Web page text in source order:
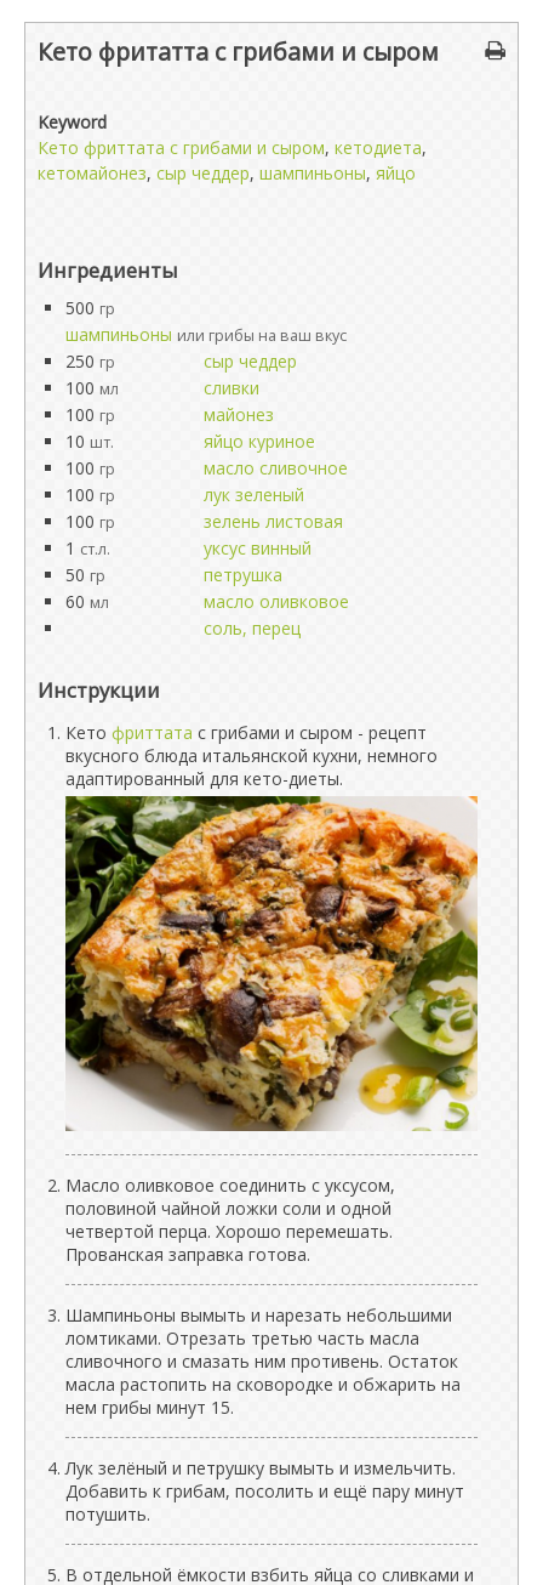
Кето фритатта с грибами и сыром
Keyword
Кето фриттата с грибами и сыром, кетодиета,
кетомайонез, сыр чеддер, шампиньоны, яйцо
Ингредиенты
500 гр
шампиньоны или грибы на ваш вкус
250 гр
сыр чеддер
100 мл
сливки
100 гр
майонез
10 шт.
яйцо куриное
100 гр
масло сливочное
100 гр
лук зеленый
100 гр
зелень листовая
1 ст.л.
уксус винный
50 гр
петрушка
60 мл
масло оливковое
соль, перец
Инструкции
Кето фриттата с грибами и сыром - рецепт
вкусного блюда итальянской кухни, немного
адаптированный для кето-диеты.
Масло оливковое соединить с уксусом,
половиной чайной ложки соли и одной
четвертой перца. Хорошо перемешать.
Прованская заправка готова.
Шампиньоны вымыть и нарезать небольшими
ломтиками. Отрезать третью часть масла
сливочного и смазать ним противень. Остаток
масла растопить на сковородке и обжарить на
нем грибы минут 15.
Лук зелёный и петрушку вымыть и измельчить.
Добавить к грибам, посолить и ещё пару минут
потушить.
В отдельной ёмкости взбить яйца со сливками и